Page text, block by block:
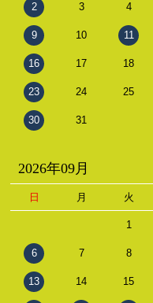
2 3 4
9 10 11
16 17 18
23 24 25
30 31
2026年09月
日 月 火
1
6 7 8
13 14 15